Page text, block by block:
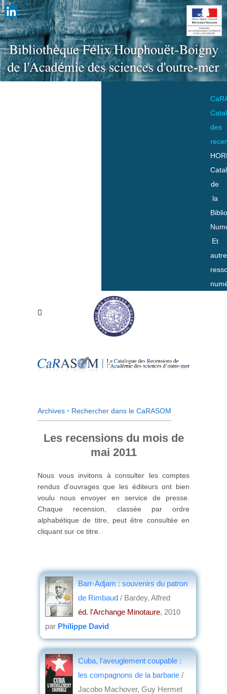
des
de
la
Et
Archives • Rechercher dans le CaRASOM
Les recensions du mois de
mai 2011
Nous vous invitons à consulter les comptes
rendus d'ouvrages que les éditeurs ont bien
voulu nous envoyer en service de presse.
Chaque recension, classée par ordre
alphabétique de titre, peut être consultée en
cliquant sur ce titre.
Barr-Adjam : souvenirs du patron
de Rimbaud / Bardey, Alfred
éd. l'Archange Minotaure, 2010
par Philippe David
Cuba, l'aveuglement coupable :
les compagnons de la barbarie /
Jacobo Machover, Guy Hermet